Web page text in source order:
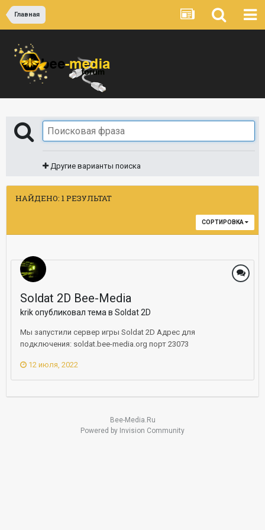
Главная
Другие варианты поиска
НАЙДЕНО: 1 РЕЗУЛЬТАТ
СОРТИРОВКА
Soldat 2D Bee-Media
krik опубликовал тема в Soldat 2D
Мы запустили сервер игры Soldat 2D Адрес для
подключения: soldat.bee-media.org порт 23073
12 июля, 2022
Bee-Media.Ru
Powered by Invision Community